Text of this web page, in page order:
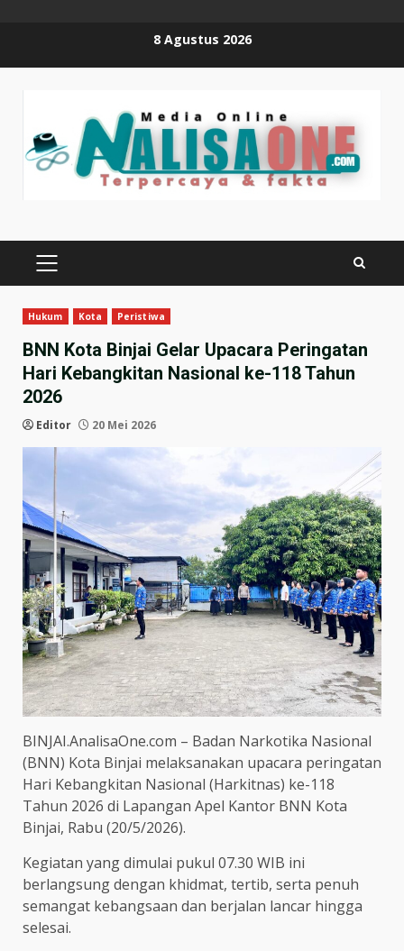
8 Agustus 2026
PRIMARY
Hukum Kota Peristiwa
BNN Kota Binjai Gelar Upacara Peringatan
Hari Kebangkitan Nasional ke-118 Tahun
2026
Editor 20 Mei 2026
BINJAI.AnalisaOne.com – Badan Narkotika Nasional
(BNN) Kota Binjai melaksanakan upacara peringatan
Hari Kebangkitan Nasional (Harkitnas) ke-118
Tahun 2026 di Lapangan Apel Kantor BNN Kota
Binjai, Rabu (20/5/2026).
Kegiatan yang dimulai pukul 07.30 WIB ini
berlangsung dengan khidmat, tertib, serta penuh
semangat kebangsaan dan berjalan lancar hingga
selesai.